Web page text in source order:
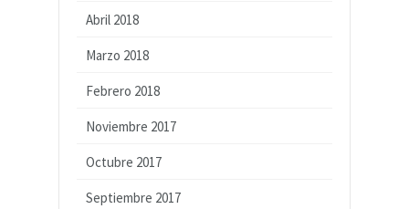
Abril 2018
Marzo 2018
Febrero 2018
Noviembre 2017
Octubre 2017
Septiembre 2017